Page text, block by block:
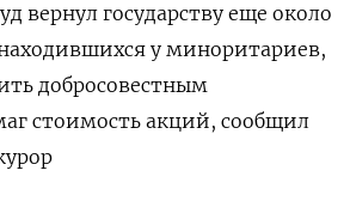
вернул государству еще около
у миноритариев,
добросовестным
стоимость акций, сообщил